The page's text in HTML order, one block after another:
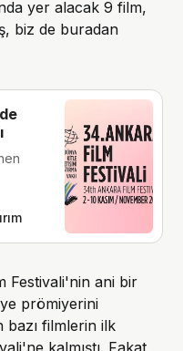
yer alacak 9 film,
biz de buradan
Festivali'nin ani bir
prömiyerini
bazı filmlerin ilk